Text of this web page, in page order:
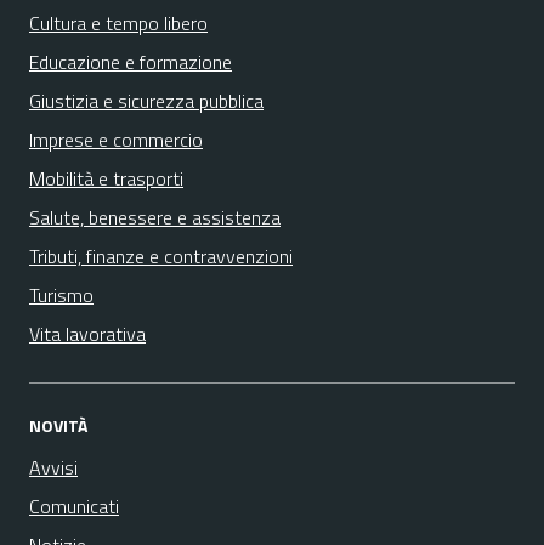
Cultura e tempo libero
Educazione e formazione
Giustizia e sicurezza pubblica
Imprese e commercio
Mobilità e trasporti
Salute, benessere e assistenza
Tributi, finanze e contravvenzioni
Turismo
Vita lavorativa
NOVITÀ
Avvisi
Comunicati